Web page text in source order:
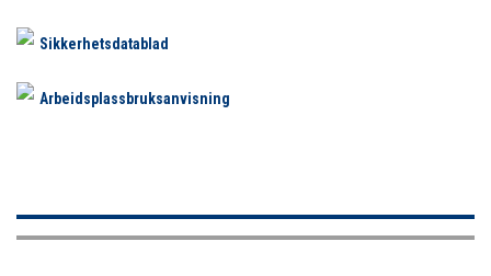
Sikkerhetsdatablad
Arbeidsplassbruksanvisning